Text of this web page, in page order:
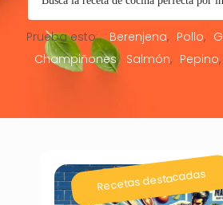
Prueba esto: Berenjena Pollo
Champiñones
Salmón Pepino
Recetas destacadas